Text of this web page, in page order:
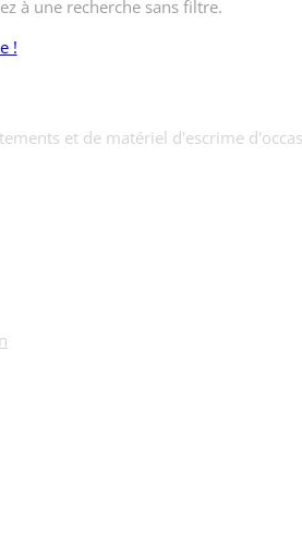
à une recherche sans filtre.
!
et de matériel d'escrime